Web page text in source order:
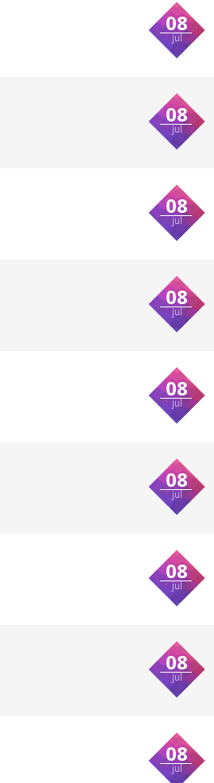
08
jul
08
jul
08
jul
08
jul
08
jul
08
jul
08
jul
08
jul
08
jul